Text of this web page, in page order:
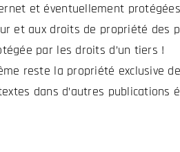
et éventuellement
et aux droits de propriété des
par les droits d’un tiers !
reste la propriété exclusive
dans d’autres